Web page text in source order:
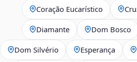
Coração Eucarístico
Diamante Dom Bosco
Dom Silvério Esperança